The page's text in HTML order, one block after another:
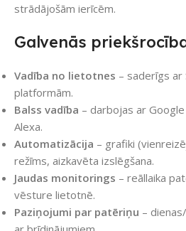
strādājošām ierīcēm.
Galvenās
Vadība no lietotnes – saderīgs ar
platformām.
Balss vadība – darbojas ar
Alexa.
Automatizācija – grafiki
režīms, aizkavēta izslēgšana.
Jaudas monitorings – reāllaika
vēsture lietotnē.
Paziņojumi par patēriņu –